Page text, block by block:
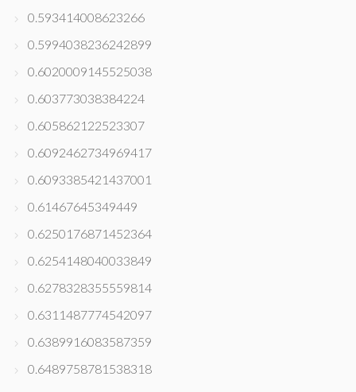
0.593414008623266
0.5994038236242899
0.6020009145525038
0.603773038384224
0.605862122523307
0.6092462734969417
0.6093385421437001
0.61467645349449
0.6250176871452364
0.6254148040033849
0.6278328355559814
0.6311487774542097
0.6389916083587359
0.6489758781538318